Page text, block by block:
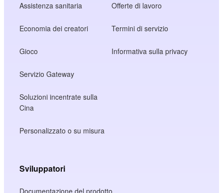
Assistenza sanitaria
Economia dei creatori
Gioco
Servizio Gateway
Soluzioni incentrate sulla
Cina
Personalizzato o su misura
Offerte di lavoro
Termini di servizio
Informativa sulla privacy
Sviluppatori